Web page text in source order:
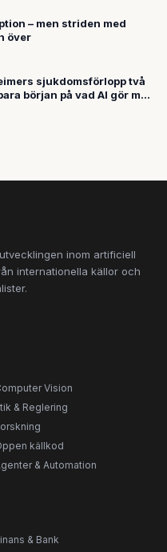
– men striden med
över
sjukdomsförlopp två
början på vad AI gör mot
inom artificiell
internationella källor och
Vision
& Reglering
källkod
& Automation
& Bank